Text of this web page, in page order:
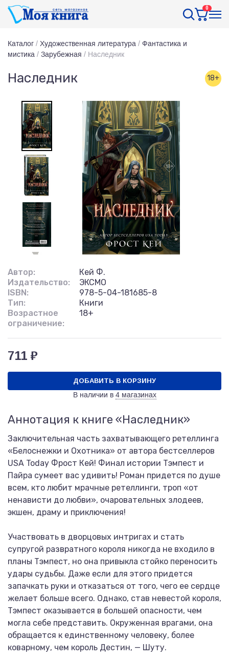
0
Каталог / Художественная литература / Фантастика и
мистика / Зарубежная / Наследник
Наследник 18+
Автор:
Кей Ф.
Издательство:
ЭКСМО
ISBN:
978-5-04-181685-8
Тип:
Книги
Возрастное
ограничение:
18+
711 ₽
ДОБАВИТЬ В КОРЗИНУ
В наличии в 4 магазинах
Аннотация к книге «Наследник»
Заключительная часть захватывающего ретеллинга
«Белоснежки и Охотника» от автора бестселлеров
USA Today Фрост Кей! Финал истории Тэмпест и
Пайра сумеет вас удивить! Роман придется по душе
всем, кто любит мрачные ретеллинги, троп «от
ненависти до любви», очаровательных злодеев,
экшен, драму и приключения!
Участвовать в дворцовых интригах и стать
супругой развратного короля никогда не входило в
планы Тэмпест, но она привыкла стойко переносить
удары судьбы. Даже если для этого придется
запачкать руки и отказаться от того, чего ее сердце
желает больше всего. Однако, став невестой короля,
Тэмпест оказывается в большей опасности, чем
могла себе представить. Окруженная врагами, она
обращается к единственному человеку, более
коварному, чем король Дестин, — Шуту.